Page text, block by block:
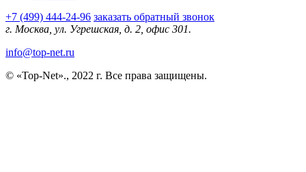
+7 (499) 444-24-96 заказать обратный звонок
г. Москва, ул. Угрешская, д. 2, офис 301.
info@top-net.ru
© «Top-Net»., 2022 г. Все права защищены.